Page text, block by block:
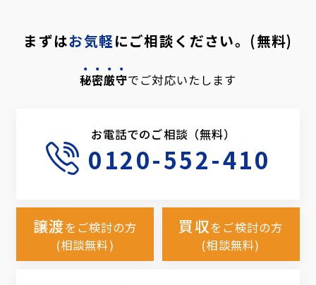
まずはお気軽にご相談ください。(無料)
秘密厳守でご対応いたします
お電話でのご相談（無料）
0120-552-410
譲渡をご検討の方
(相談無料)
買収をご検討の方
(相談無料)